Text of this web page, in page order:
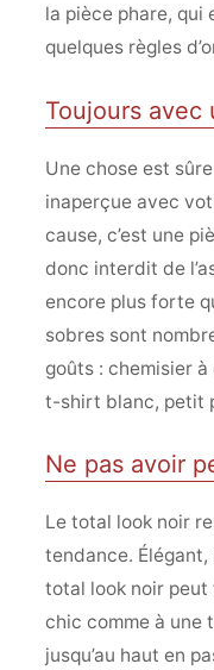
la pièce phare, qui
quelques règles
Toujours avec
Une chose est
inaperçue avec
cause, c’est une
donc interdit de
encore plus forte
sobres sont
goûts : chemisier
t-shirt blanc, petit
Ne pas avoir
Le total look noir
tendance.
total look noir peut
chic comme à une
jusqu’au haut en